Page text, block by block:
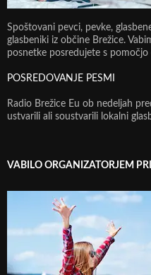
Spoštovani pevci, pevke,
glasbeniki iz občine Brežice.
posnetke posredujete s pomočjo
POSREDOVANJE PESMI
Radio Brežice Eu ob nedeljah
ustvarili ali soustvarili lokalni
VABILO ORGANIZATORJEM